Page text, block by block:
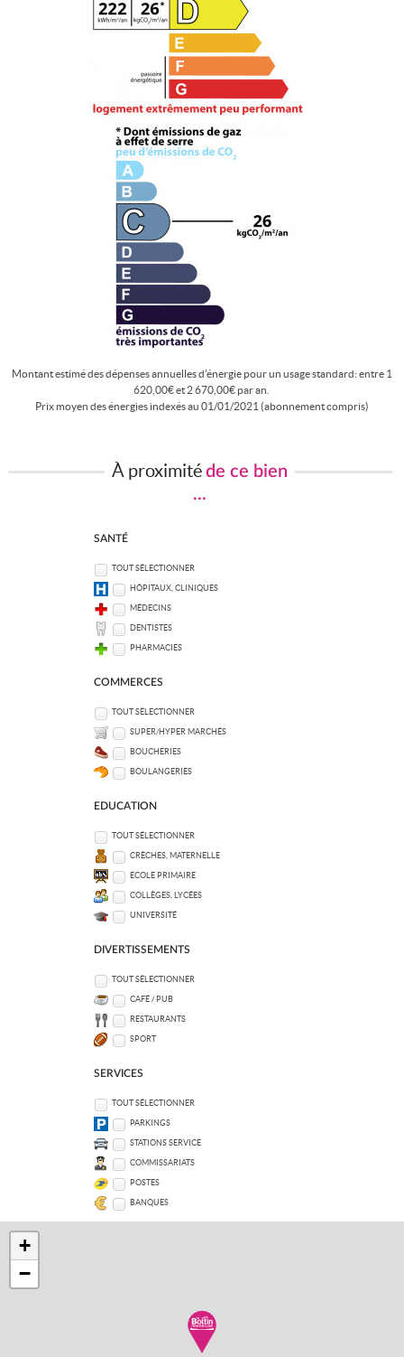
Montant estimé des dépenses annuelles d'énergie pour un usage standard: entre 1
620,00€ et 2 670,00€ par an.
Prix moyen des énergies indexés au 01/01/2021 (abonnement compris)
À proximitéde ce bien
...
SANTÉ
TOUT SÉLECTIONNER
HÔPITAUX, CLINIQUES
MÉDECINS
DENTISTES
PHARMACIES
COMMERCES
TOUT SÉLECTIONNER
SUPER/HYPER MARCHÉS
BOUCHERIES
BOULANGERIES
EDUCATION
TOUT SÉLECTIONNER
CRÈCHES, MATERNELLE
ECOLE PRIMAIRE
COLLÈGES, LYCÉES
UNIVERSITÉ
DIVERTISSEMENTS
TOUT SÉLECTIONNER
CAFÉ / PUB
RESTAURANTS
SPORT
SERVICES
TOUT SÉLECTIONNER
PARKINGS
STATIONS SERVICE
COMMISSARIATS
POSTES
BANQUES
+
−